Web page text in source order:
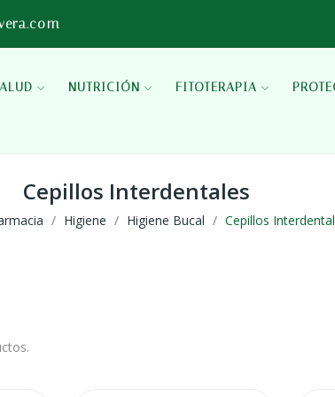
NUTRICIÓN FITOTERAPIA
Cepillos Interdentales
Higiene Higiene Bucal Cepillos